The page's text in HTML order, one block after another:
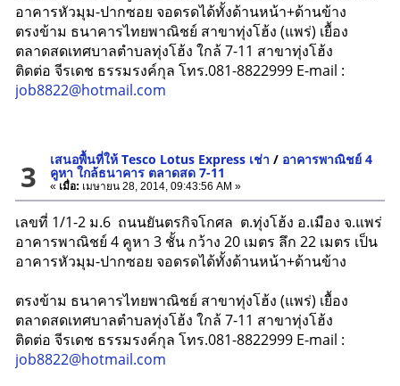
อาคารหัวมุม-ปากซอย จอดรดได้ทั้งด้านหน้า+ด้านข้าง
ตรงข้าม ธนาคารไทยพาณิชย์ สาขาทุ่งโฮ้ง (แพร่) เยื้อง
ตลาดสดเทศบาลตำบลทุ่งโฮ้ง ใกล้ 7-11 สาขาทุ่งโฮ้ง
ติดต่อ จีรเดช ธรรมรงค์กุล โทร.081-8822999 E-mail :
job8822@hotmail.com
3 เสนอพื้นที่ให้ Tesco Lotus Express เช่า / อาคารพาณิชย์ 4
คูหา ใกล้ธนาคาร ตลาดสด 7-11
« เมื่อ: เมษายน 28, 2014, 09:43:56 AM »
เลขที่ 1/1-2 ม.6 ถนนยันตรกิจโกศล ต.ทุ่งโฮ้ง อ.เมือง จ.แพร่
อาคารพาณิชย์ 4 คูหา 3 ชั้น กว้าง 20 เมตร ลึก 22 เมตร เป็น
อาคารหัวมุม-ปากซอย จอดรดได้ทั้งด้านหน้า+ด้านข้าง
ตรงข้าม ธนาคารไทยพาณิชย์ สาขาทุ่งโฮ้ง (แพร่) เยื้อง
ตลาดสดเทศบาลตำบลทุ่งโฮ้ง ใกล้ 7-11 สาขาทุ่งโฮ้ง
ติดต่อ จีรเดช ธรรมรงค์กุล โทร.081-8822999 E-mail :
job8822@hotmail.com